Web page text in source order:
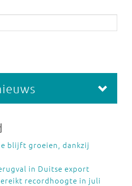
blijft groeien, dankzij
in Duitse export
recordhoogte in juli